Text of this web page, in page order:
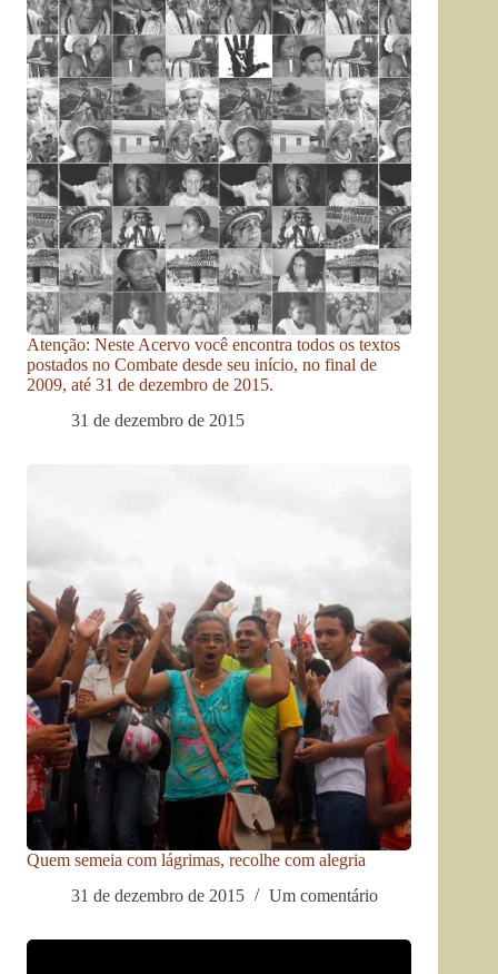
Atenção: Neste Acervo você encontra todos os textos
postados no Combate desde seu início, no final de
2009, até 31 de dezembro de 2015.
31 de dezembro de 2015
Quem semeia com lágrimas, recolhe com alegria
31 de dezembro de 2015
Um comentário